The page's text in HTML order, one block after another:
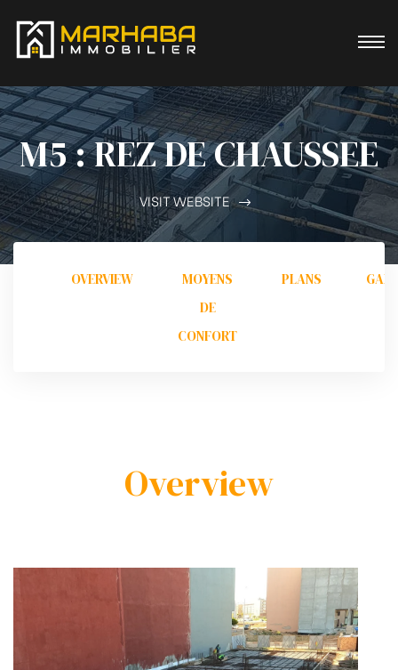
M5 : REZ DE CHAUSSEE
VISIT WEBSITE
OVERVIEW
MOYENS
DE
CONFORT
PLANS
Overview